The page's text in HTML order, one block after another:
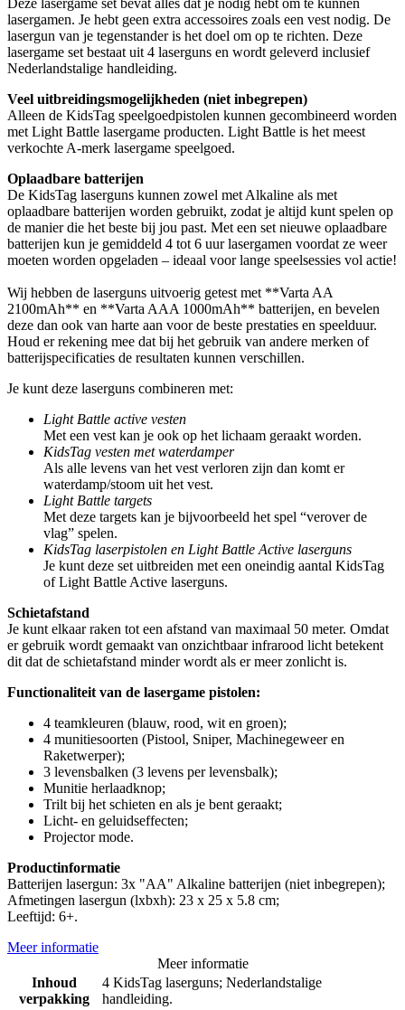
Deze lasergame set bevat alles dat je nodig hebt om te kunnen
lasergamen. Je hebt geen extra accessoires zoals een vest nodig. De
lasergun van je tegenstander is het doel om op te richten. Deze
lasergame set bestaat uit 4 laserguns en wordt geleverd inclusief
Nederlandstalige handleiding.
Veel uitbreidingsmogelijkheden (niet inbegrepen)
Alleen de KidsTag speelgoedpistolen kunnen gecombineerd worden
met Light Battle lasergame producten. Light Battle is het meest
verkochte A-merk lasergame speelgoed.
Oplaadbare batterijen
De KidsTag laserguns kunnen zowel met Alkaline als met
oplaadbare batterijen worden gebruikt, zodat je altijd kunt spelen op
de manier die het beste bij jou past. Met een set nieuwe oplaadbare
batterijen kun je gemiddeld 4 tot 6 uur lasergamen voordat ze weer
moeten worden opgeladen – ideaal voor lange speelsessies vol actie!
Wij hebben de laserguns uitvoerig getest met **Varta AA
2100mAh** en **Varta AAA 1000mAh** batterijen, en bevelen
deze dan ook van harte aan voor de beste prestaties en speelduur.
Houd er rekening mee dat bij het gebruik van andere merken of
batterijspecificaties de resultaten kunnen verschillen.
Je kunt deze laserguns combineren met:
Light Battle active vesten
Met een vest kan je ook op het lichaam geraakt worden.
KidsTag vesten met waterdamper
Als alle levens van het vest verloren zijn dan komt er
waterdamp/stoom uit het vest.
Light Battle targets
Met deze targets kan je bijvoorbeeld het spel “verover de
vlag” spelen.
KidsTag laserpistolen en Light Battle Active laserguns
Je kunt deze set uitbreiden met een oneindig aantal KidsTag
of Light Battle Active laserguns.
Schietafstand
Je kunt elkaar raken tot een afstand van maximaal 50 meter. Omdat
er gebruik wordt gemaakt van onzichtbaar infrarood licht betekent
dit dat de schietafstand minder wordt als er meer zonlicht is.
Functionaliteit van de lasergame pistolen:
4 teamkleuren (blauw, rood, wit en groen);
4 munitiesoorten (Pistool, Sniper, Machinegeweer en
Raketwerper);
3 levensbalken (3 levens per levensbalk);
Munitie herlaadknop;
Trilt bij het schieten en als je bent geraakt;
Licht- en geluidseffecten;
Projector mode.
Productinformatie
Batterijen lasergun: 3x "AA" Alkaline batterijen (niet inbegrepen);
Afmetingen lasergun (lxbxh): 23 x 25 x 5.8 cm;
Leeftijd: 6+.
Meer informatie
Meer informatie
Inhoud
verpakking
4 KidsTag laserguns; Nederlandstalige
handleiding.